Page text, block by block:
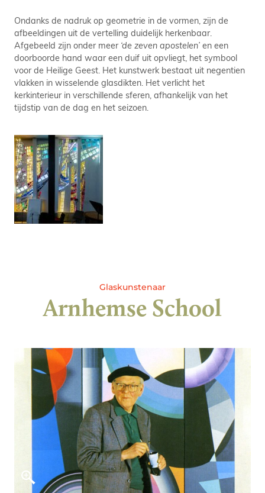
Ondanks de nadruk op geometrie in de vormen, zijn de
afbeeldingen uit de vertelling duidelijk herkenbaar.
Afgebeeld zijn onder meer ‘de zeven apostelen’ en een
doorboorde hand waar een duif uit opvliegt, het symbool
voor de Heilige Geest. Het kunstwerk bestaat uit negentien
vlakken in wisselende glasdikten. Het verlicht het
kerkinterieur in verschillende sferen, afhankelijk van het
tijdstip van de dag en het seizoen.
Glaskunstenaar
Arnhemse School